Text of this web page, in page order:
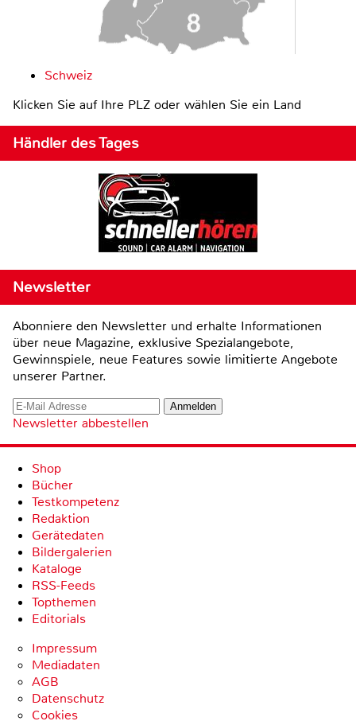
Schweiz
Klicken Sie auf Ihre PLZ oder wählen Sie ein Land
Händler des Tages
Newsletter
Abonniere den Newsletter und erhalte Informationen
über neue Magazine, exklusive Spezialangebote,
Gewinnspiele, neue Features sowie limitierte Angebote
unserer Partner.
Newsletter abbestellen
Shop
Bücher
Testkompetenz
Redaktion
Gerätedaten
Bildergalerien
Kataloge
RSS-Feeds
Topthemen
Editorials
Impressum
Mediadaten
AGB
Datenschutz
Cookies